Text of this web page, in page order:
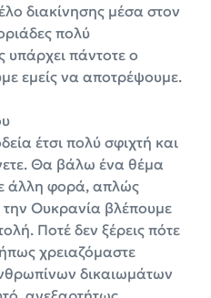
διακίνησης μέσα στον
πολύ
υπάρχει πάντοτε ο
εμείς να αποτρέψουμε.
έτσι πολύ σφιχτή και
Θα βάλω ένα θέμα
άλλη φορά, απλώς
την Ουκρανία βλέπουμε
Ποτέ δεν ξέρεις πότε
χρειαζόμαστε
δικαιωμάτων